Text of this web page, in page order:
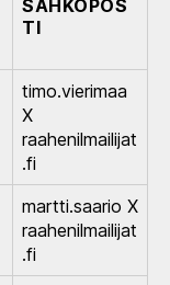
SÄHKÖPOS
TI
timo.vierimaa
X
raahenilmailijat
.fi
martti.saario X
raahenilmailijat
.fi